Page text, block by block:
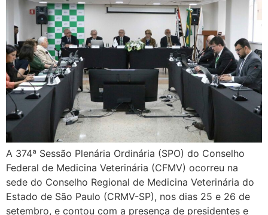
A 374ª Sessão Plenária Ordinária (SPO) do Conselho
Federal de Medicina Veterinária (CFMV) ocorreu na
sede do Conselho Regional de Medicina Veterinária do
Estado de São Paulo (CRMV-SP), nos dias 25 e 26 de
setembro, e contou com a presença de presidentes e